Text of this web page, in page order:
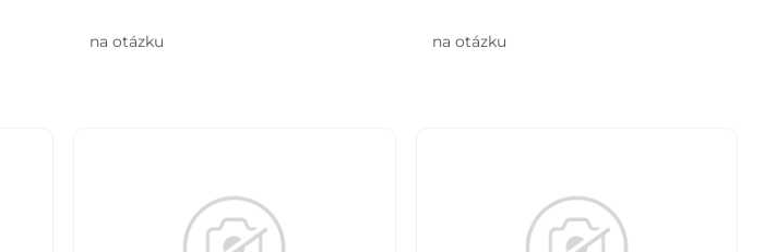
na otázku na otázku